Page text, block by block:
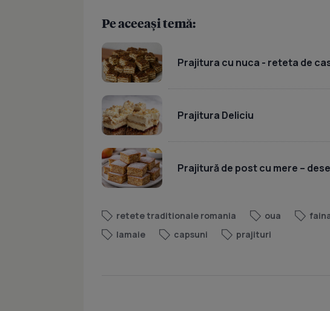
Pe aceeași temă:
Prajitura cu nuca - reteta de
Prajitura Deliciu
Prajitură de post cu mere –
retete traditionale romania oua
lamaie
capsuni prajituri